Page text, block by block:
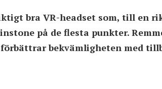
bra VR-headset som, till en
på de flesta punkter.
förbättrar bekvämligheten med